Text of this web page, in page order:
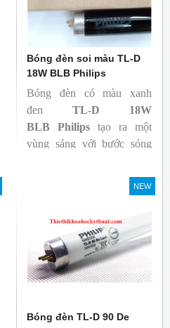
Bóng đèn soi màu TL-D
18W BLB Philips
Bóng đèn có màu xanh
đen TL-D 18W
BLB
Philips tạo ra một
vùng sáng với bước sóng
sắc trực quan. Giúp người
dùng có thể phát hiện và
và keo trong sản phẩm.
NEW
Bóng đèn TL-D 90 De